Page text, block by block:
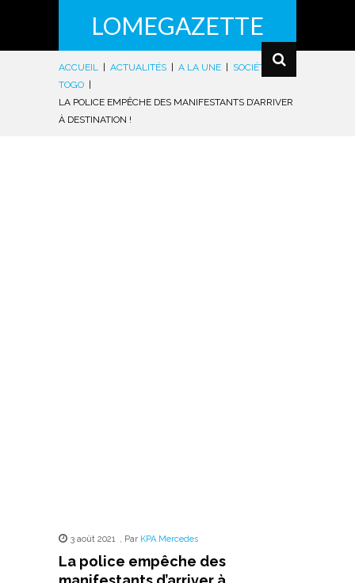
LOMEGAZETTE
ACCUEIL ACTUALITÉS A LA UNE SOCIÉTÉ
|
TOGO
LA POLICE EMPÊCHE DES MANIFESTANTS D’ARRIVER
À DESTINATION !
3 août 2021 , Par KPA Mercedes
La police empêche des